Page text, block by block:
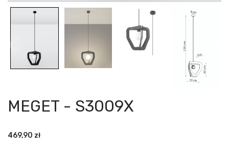
MEGET - S3009X
469,90 zł